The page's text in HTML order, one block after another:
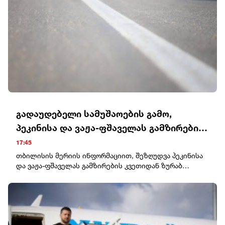
გადაუდებელი სამუშაოების გამო,
პეკინისა და ვაჟა-ფშაველას გამზირების
კვეთიდან ჟვანიას მოედნის
მიმართულებით მოძრაობა დროებით
შეიზღუდება
17:45
თბილისის მერიის ინფორმაციით, შეზღუდვა პეკინისა
და ვაჟა-ფშაველას გამზირების კვეთიდან ზურაბ
ქუჩის კუთხემდე არსებულ საგზაო მონაკვეთს
შეეხება.პეკინის გამზირიდან ჟვანიას მოედანზე
მოხვედრას ავტომობილები შეძლებენ ვაჟა-ფშაველას
გამზირიდან ტაშკენტის, იონა ვაკელის, ბუდაპეშტისა